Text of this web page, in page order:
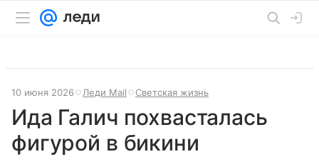
10 июня 2026 Леди Mail Светская жизнь
Ида Галич похвасталась
фигурой в бикини